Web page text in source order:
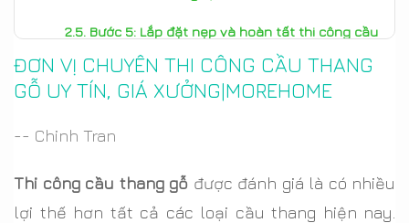
Bước 5: Lắp đặt nẹp và hoàn tất thi công cầu
thang gỗ
Chia sẻ kinh nghiệm thi công cầu thang gỗ không
nên bỏ qua.
chuyên nghiệp
ĐƠN VỊ CHUYÊN THI CÔNG CẦU THANG
GỖ UY TÍN, GIÁ XƯỞNG|MOREHOME
-- Chinh Tran
Thi công cầu thang gỗ được đánh giá là có nhiều
lợi thế hơn tất cả các loại cầu thang hiện nay.